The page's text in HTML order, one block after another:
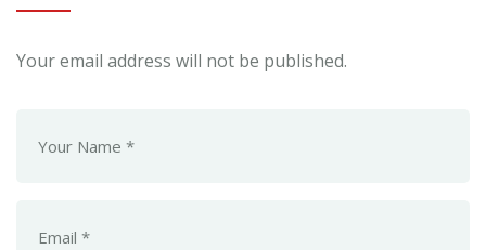
Your email address will not be published.